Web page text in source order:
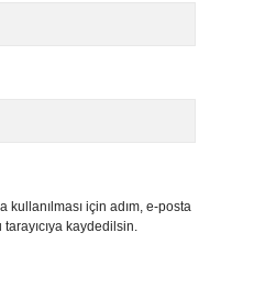
kullanılması için adım, e-posta
kaydedilsin.